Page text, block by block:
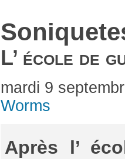
L’ école de
mardi 9
Worms
Après l’